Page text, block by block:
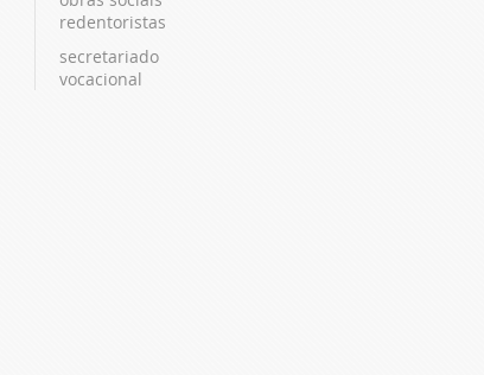
redentoristas
secretariado
vocacional